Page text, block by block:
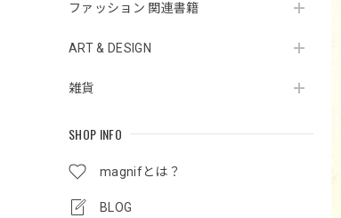
ファッション 関連書籍
ART & DESIGN
雑貨
SHOP INFO
magnifとは？
BLOG